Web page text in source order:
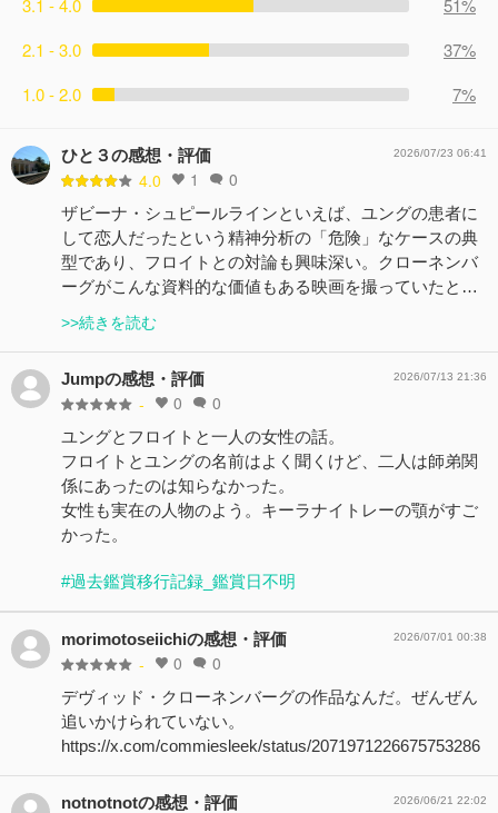
2.1 - 3.0
37%
1.0 - 2.0
7%
ひと３の感想・評価
4.0 1 0
2026/07/23 06:41
ザビーナ・シュピールラインといえば、ユングの患者に
して恋人だったという精神分析の「危険」なケースの典
型であり、フロイトとの対論も興味深い。クローネンバ
ーグがこんな資料的な価値もある映画を撮っていたと…
>>続きを読む
Jumpの感想・評価
- 0 0
2026/07/13 21:36
ユングとフロイトと一人の女性の話。
フロイトとユングの名前はよく聞くけど、二人は師弟関
係にあったのは知らなかった。
女性も実在の人物のよう。キーラナイトレーの顎がすご
かった。
#過去鑑賞移行記録_鑑賞日不明
morimotoseiichiの感想・評価
- 0 0
2026/07/01 00:38
デヴィッド・クローネンバーグの作品なんだ。ぜんぜん
追いかけられていない。
https://x.com/commiesleek/status/2071971226675753286
notnotnotの感想・評価 2026/06/21 22:02